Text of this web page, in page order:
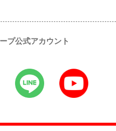
プ公式アカウント